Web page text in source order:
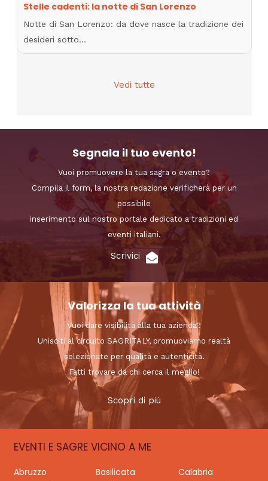
Stelle cadenti: la notte di San Lorenzo
Notte di San Lorenzo: da dove nasce la tradizione dei
desideri sotto…
Vedi tutte
Segnala il tuo evento!
Vuoi promuovere la tua sagra o evento?
Compila il form, la nostra redazione verificherà per un
possibile
inserimento sul nostro portale dedicato a tradizioni ed
eventi italiani.
Scrivici
Valorizza la tua attività
Vuoi dare visibilità alla tua azienda?
Unisciti al circuito SAGRITALY, promuoviamo realtà
selezionate per qualità e autenticità.
Fatti trovare da chi cerca il meglio!
Scopri di più
EVENTI E SAGRE VICINO A ME
Abruzzo Basilicata
Calabria